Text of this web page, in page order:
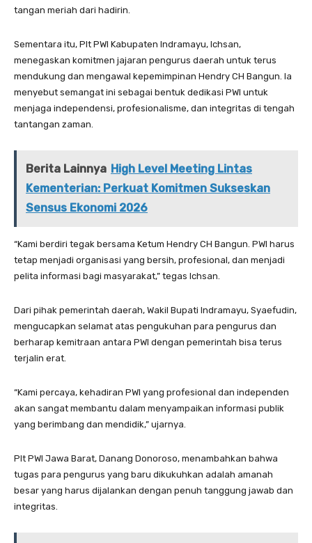
tangan meriah dari hadirin.
Sementara itu, Plt PWI Kabupaten Indramayu, Ichsan,
menegaskan komitmen jajaran pengurus daerah untuk terus
mendukung dan mengawal kepemimpinan Hendry CH Bangun. Ia
menyebut semangat ini sebagai bentuk dedikasi PWI untuk
menjaga independensi, profesionalisme, dan integritas di tengah
tantangan zaman.
Berita Lainnya High Level Meeting Lintas
Kementerian: Perkuat Komitmen Sukseskan
Sensus Ekonomi 2026
“Kami berdiri tegak bersama Ketum Hendry CH Bangun. PWI harus
tetap menjadi organisasi yang bersih, profesional, dan menjadi
pelita informasi bagi masyarakat,” tegas Ichsan.
Dari pihak pemerintah daerah, Wakil Bupati Indramayu, Syaefudin,
mengucapkan selamat atas pengukuhan para pengurus dan
berharap kemitraan antara PWI dengan pemerintah bisa terus
terjalin erat.
“Kami percaya, kehadiran PWI yang profesional dan independen
akan sangat membantu dalam menyampaikan informasi publik
yang berimbang dan mendidik,” ujarnya.
Plt PWI Jawa Barat, Danang Donoroso, menambahkan bahwa
tugas para pengurus yang baru dikukuhkan adalah amanah
besar yang harus dijalankan dengan penuh tanggung jawab dan
integritas.